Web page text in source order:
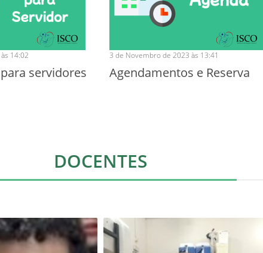
14:02
servidores
3 de Novembro de 2023 às 13:41
Agendamentos e Reserva
DOCENTES